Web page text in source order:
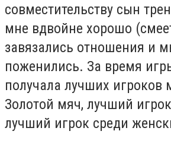
совместительству сын
мне вдвойне хорошо
завязались отношения и
поженились. За время
получала лучших игроков
Золотой мяч, лучший
лучший игрок среди